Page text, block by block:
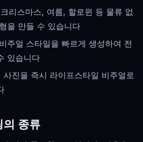
크리스마스, 여름, 할로윈 등 물류 없
을 만들 수 있습니다
주얼 스타일을 빠르게 생성하여 전
있습니다
사진을 즉시 라이프스타일 비주얼로
의 종류